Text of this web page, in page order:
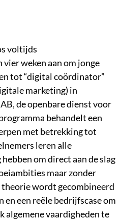
voltijds
weken aan om jonge
tot “digital coördinator”
marketing) in
de openbare dienst voor
behandelt een
met betrekking tot
leren alle
om direct aan de slag
maar zonder
wordt gecombineerd
een reële bedrijfscase om
algemene vaardigheden te